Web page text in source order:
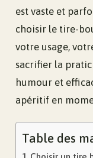
est vaste et
choisir le tire-
votre usage,
sacrifier la
humour et
apéritif en
Table des